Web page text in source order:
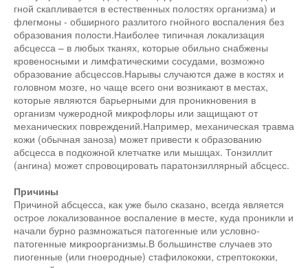
гной скапливается в естественных полостях организма) и
флегмоны - обширного разлитого гнойного воспаления без
образования полости.Наиболее типичная локализация
абсцесса – в любых тканях, которые обильно снабжены
кровеносными и лимфатическими сосудами, возможно
образование абсцессов.Нарывы случаются даже в костях и
головном мозге, но чаще всего они возникают в местах,
которые являются барьерными для проникновения в
организм чужеродной микрофлоры или защищают от
механических повреждений.Например, механическая травма
кожи (обычная заноза) может привести к образованию
абсцесса в подкожной клетчатке или мышцах. Тонзиллит
(ангина) может спровоцировать паратонзиллярный абсцесс.
Причины
Причиной абсцесса, как уже было сказано, всегда является
острое локализованное воспаление в месте, куда проникли и
начали бурно размножаться патогенные или условно-
патогенные микроорганизмы.В большинстве случаев это
пиогенные (или гноеродные) стафилококки, стрептококки,